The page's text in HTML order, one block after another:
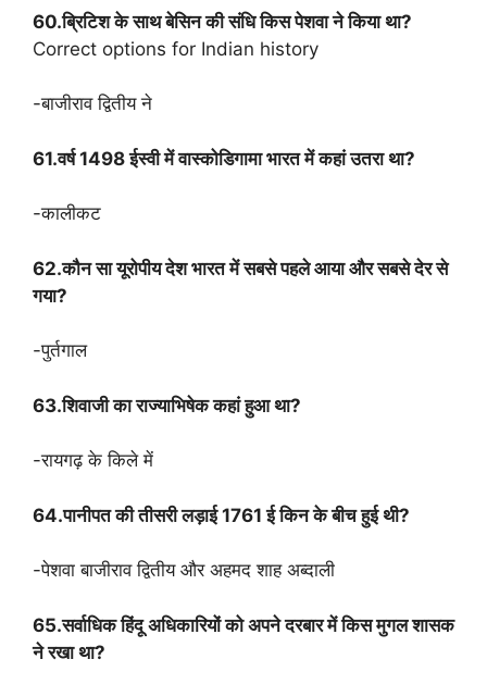
60.ब्रिटिश के साथ बेसिन की संधि किस पेशवा ने किया था?
Correct options for Indian history
-बाजीराव द्वितीय ने
61.वर्ष 1498 ईस्वी में वास्कोडिगामा भारत में कहां उतरा था?
-कालीकट
62.कौन सा यूरोपीय देश भारत में सबसे पहले आया और सबसे देर से
गया?
-पुर्तगाल
63.शिवाजी का राज्याभिषेक कहां हुआ था?
-रायगढ़ के किले में
64.पानीपत की तीसरी लड़ाई 1761 ई किन के बीच हुई थी?
-पेशवा बाजीराव द्वितीय और अहमद शाह अब्दाली
65.सर्वाधिक हिंदू अधिकारियों को अपने दरबार में किस मुगल शासक
ने रखा था?